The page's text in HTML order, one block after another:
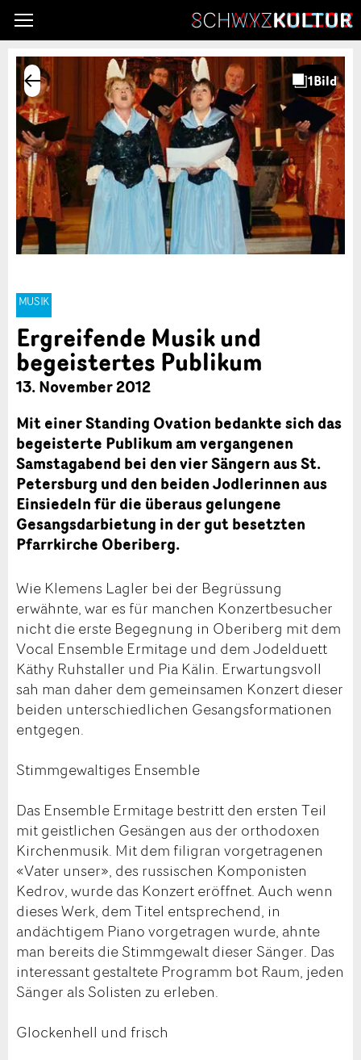
MUSIK
Ergreifende Musik und
begeistertes Publikum
13. November 2012
Mit einer Standing Ovation bedankte sich das
begeisterte Publikum am vergangenen
Samstagabend bei den vier Sängern aus St.
Petersburg und den beiden Jodlerinnen aus
Einsiedeln für die überaus gelungene
Gesangsdarbietung in der gut besetzten
Pfarrkirche Oberiberg.
Wie Klemens Lagler bei der Begrüssung
erwähnte, war es für manchen Konzertbesucher
nicht die erste Begegnung in Oberiberg mit dem
Vocal Ensemble Ermitage und dem Jodelduett
Käthy Ruhstaller und Pia Kälin. Erwartungsvoll
sah man daher dem gemeinsamen Konzert dieser
beiden unterschiedlichen Gesangsformationen
entgegen.
Stimmgewaltiges Ensemble
Das Ensemble Ermitage bestritt den ersten Teil
mit geistlichen Gesängen aus der orthodoxen
Kirchenmusik. Mit dem filigran vorgetragenen
«Vater unser», des russischen Komponisten
Kedrov, wurde das Konzert eröffnet. Auch wenn
dieses Werk, dem Titel entsprechend, in
andächtigem Piano vorgetragen wurde, ahnte
man bereits die Stimmgewalt dieser Sänger. Das
interessant gestaltete Programm bot Raum, jeden
Sänger als Solisten zu erleben.
Glockenhell und frisch